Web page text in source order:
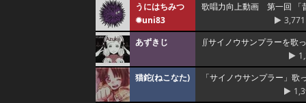
うにはちみつ
✹uni83
歌唱力向上動画 第一回 「
3,771
あずきじ
∬サイノウサンプラーを歌
猫鉈(ねこなた)
「サイノウサンプラー」歌